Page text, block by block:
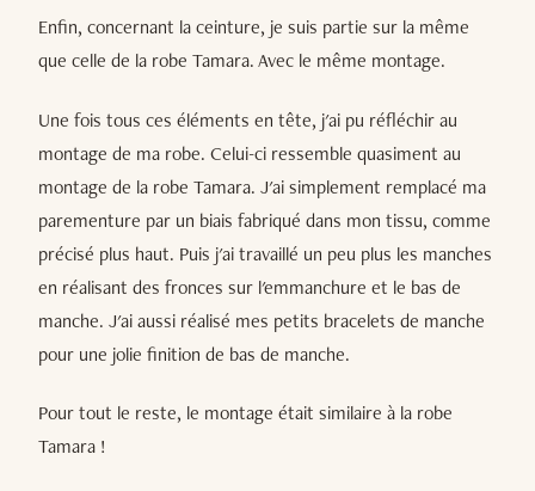
Enfin, concernant la ceinture, je suis partie sur la même
que celle de la robe Tamara. Avec le même montage.
Une fois tous ces éléments en tête, j'ai pu réfléchir au
montage de ma robe. Celui-ci ressemble quasiment au
montage de la robe Tamara. J'ai simplement remplacé ma
parementure par un biais fabriqué dans mon tissu, comme
précisé plus haut. Puis j'ai travaillé un peu plus les manches
en réalisant des fronces sur l'emmanchure et le bas de
manche. J'ai aussi réalisé mes petits bracelets de manche
pour une jolie finition de bas de manche.
Pour tout le reste, le montage était similaire à la robe
Tamara !